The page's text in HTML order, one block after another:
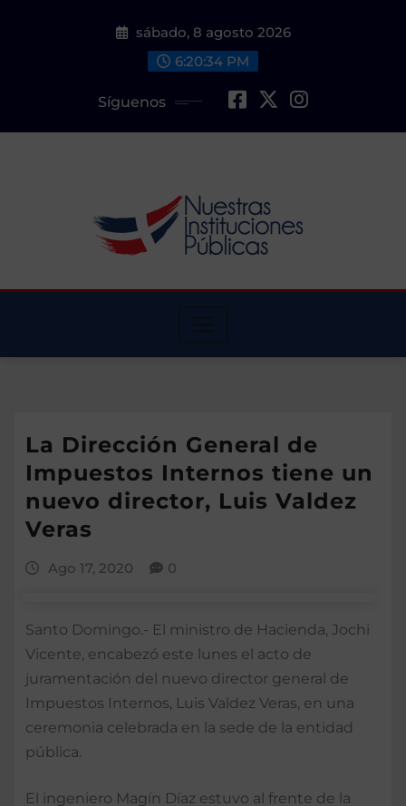
sábado, 8 agosto 2026
6:20:35 PM
Síguenos
La Dirección General de
Impuestos Internos tiene un
nuevo director, Luis Valdez
Veras
Ago 17, 2020 0
Santo Domingo.- El ministro de Hacienda, Jochi
Vicente, encabezó este lunes el acto de
juramentación del nuevo director general de
Impuestos Internos, Luis Valdez Veras, en una
ceremonia celebrada en la sede de la entidad
pública.
El ingeniero Magín Díaz estuvo al frente de la